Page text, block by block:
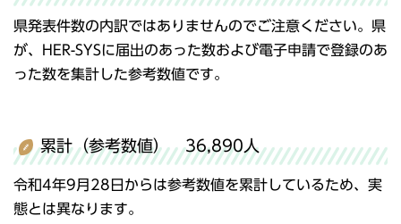
県発表件数の内訳ではありませんのでご注意ください。県
が、HER-SYSに届出のあった数および電子申請で登録のあ
った数を集計した参考数値です。
累計（参考数値） 36,890人
令和4年9月28日からは参考数値を累計しているため、実
態とは異なります。